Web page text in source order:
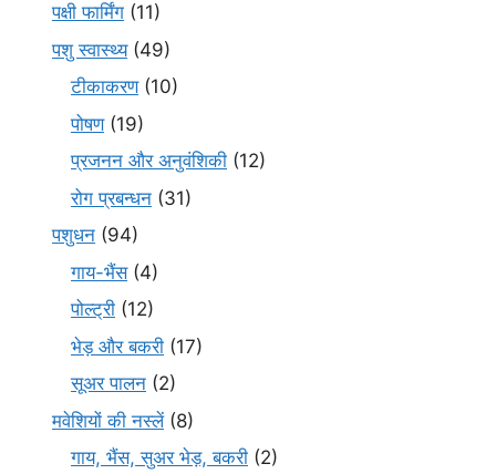
पक्षी फार्मिंग (11)
पशु स्वास्थ्य(49)
टीकाकरण(10)
पोषण(19)
प्रजनन और अनुवंशिकी (12)
रोग प्रबन्धन (31)
पशुधन (94)
गाय-भैंस(4)
पोल्ट्री (12)
भेड़ और बकरी (17)
सूअर पालन (2)
मवेशियों की नस्लें(8)
गाय, भैंस, सुअर भेड़, बकरी (2)